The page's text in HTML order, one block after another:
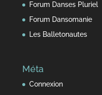
Forum Danses Pluriel
Forum Dansomanie
Les Balletonautes
Méta
Connexion